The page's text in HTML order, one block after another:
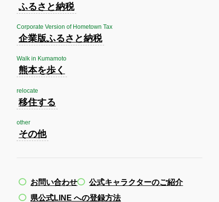
ふるさと納税
Corporate Version of Hometown Tax
企業版ふるさと納税
Walk in Kumamoto
熊本を歩く
relocate
移住する
other
その他
お問い合わせ
公式キャラクターのご紹介
県公式LINE への登録方法